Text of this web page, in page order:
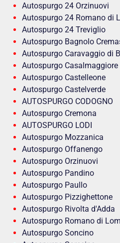
Autospurgo 24 Orzinuovi
Autospurgo 24 Romano di
Autospurgo 24 Treviglio
Autospurgo Bagnolo
Autospurgo Caravaggio di
Autospurgo Casalmaggiore
Autospurgo Castelleone
Autospurgo Castelverde
AUTOSPURGO CODOGNO
Autospurgo Cremona
AUTOSPURGO LODI
Autospurgo Mozzanica
Autospurgo Offanengo
Autospurgo Orzinuovi
Autospurgo Pandino
Autospurgo Paullo
Autospurgo Pizzighettone
Autospurgo Rivolta d'Adda
Autospurgo Romano di
Autospurgo Soncino